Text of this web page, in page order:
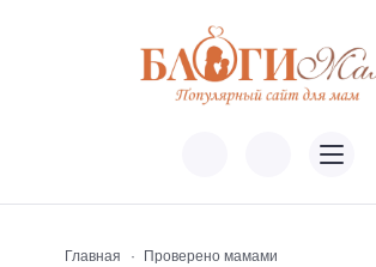
Главная Проверено мамами